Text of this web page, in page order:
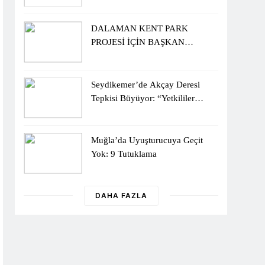
DALAMAN KENT PARK
PROJESİ İÇİN BAŞKAN
Seydikemer’de Akçay Deresi
Tepkisi Büyüyor: “Yetkililer
Muğla’da Uyuşturucuya Geçit
Yok: 9 Tutuklama
DAHA FAZLA